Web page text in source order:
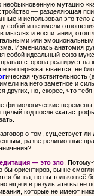
мутацию
— разделяющая
и использовал это
собой и не имели
мыслях и воспитании,
или
Изменилась анатомия
собой идеальный союз
сторона реагирует
не перехватывается, не
ическая чувствительность
на него заметное и
других, но, скорее, что
физиологические
целый год после
о том, существует
разве религиозные
— это зло. Потому-
бы ориентиров, вы не
битва, но вы только
ещё и в результате вы не
которые не имеют